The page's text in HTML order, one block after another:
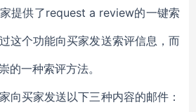
提供了request a review的一键索
这个功能向买家发送索评信息，而
的一种索评方法。
向买家发送以下三种内容的邮件：